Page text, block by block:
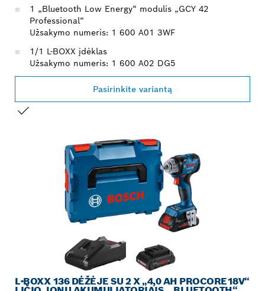
1 „Bluetooth Low Energy“ modulis „GCY 42
Professional“
Užsakymo numeris: 1 600 A01 3WF
1/1 L-BOXX įdėklas
Užsakymo numeris: 1 600 A02 DG5
Pasirinkite variantą
L-BOXX 136 DĖŽĖJE SU 2 X „4,0 AH PROCORE18V“